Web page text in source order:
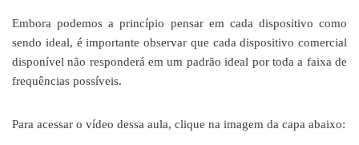
Embora podemos a princípio pensar em cada dispositivo como
sendo ideal, é importante observar que cada dispositivo comercial
disponível não responderá em um padrão ideal por toda a faixa de
frequências possíveis.
Para acessar o vídeo dessa aula, clique na imagem da capa abaixo: